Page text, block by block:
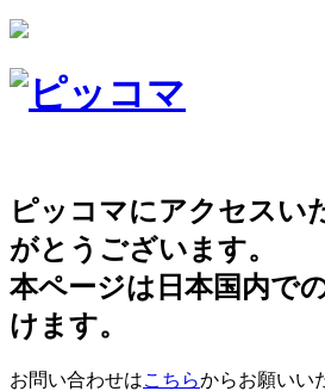
ピッコマにアクセスい
がとうございます。
本ページは日本国内で
けます。
お問い合わせはこちらからお願いい